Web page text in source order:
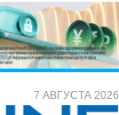
7 АВГУСТА 2026